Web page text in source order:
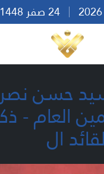
حسن نصر
العام -
ال